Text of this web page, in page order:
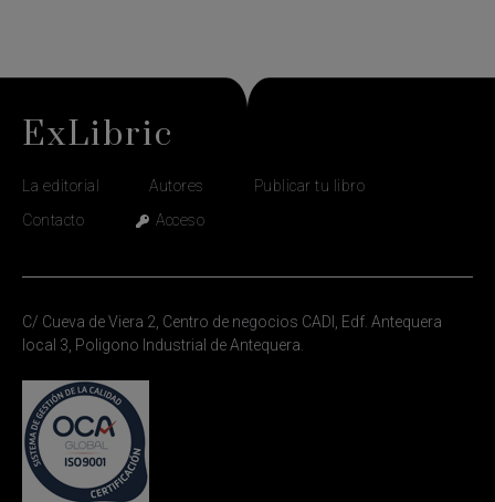
ExLibric
La editorial Autores
Publicar tu libro
Contacto
Acceso
C/ Cueva de Viera 2, Centro de negocios CADI, Edf. Antequera
local 3, Poligono Industrial de Antequera.